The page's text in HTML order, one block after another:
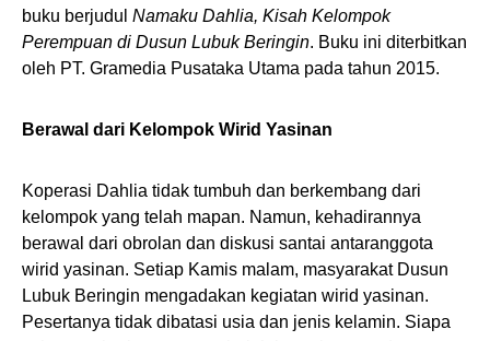
buku berjudul Namaku Dahlia, Kisah Kelompok
Perempuan di Dusun Lubuk Beringin. Buku ini diterbitkan
oleh PT. Gramedia Pusataka Utama pada tahun 2015.
Berawal dari Kelompok Wirid Yasinan
Koperasi Dahlia tidak tumbuh dan berkembang dari
kelompok yang telah mapan. Namun, kehadirannya
berawal dari obrolan dan diskusi santai antaranggota
wirid yasinan. Setiap Kamis malam, masyarakat Dusun
Lubuk Beringin mengadakan kegiatan wirid yasinan.
Pesertanya tidak dibatasi usia dan jenis kelamin. Siapa